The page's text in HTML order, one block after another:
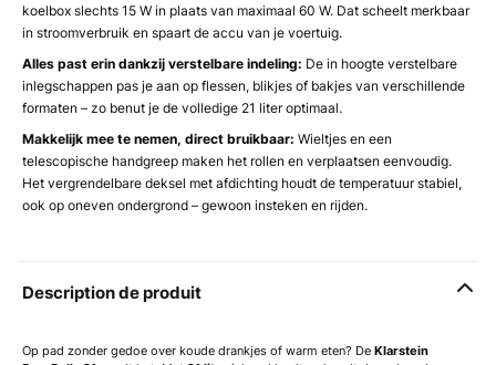
koelbox slechts 15 W in plaats van maximaal 60 W. Dat scheelt merkbaar
in stroomverbruik en spaart de accu van je voertuig.
Alles past erin dankzij verstelbare indeling: De in hoogte verstelbare
inlegschappen pas je aan op flessen, blikjes of bakjes van verschillende
formaten – zo benut je de volledige 21 liter optimaal.
Makkelijk mee te nemen, direct bruikbaar: Wieltjes en een
telescopische handgreep maken het rollen en verplaatsen eenvoudig.
Het vergrendelbare deksel met afdichting houdt de temperatuur stabiel,
ook op oneven ondergrond – gewoon insteken en rijden.
Description de produit
Op pad zonder gedoe over koude drankjes of warm eten? De Klarstein